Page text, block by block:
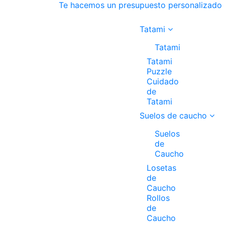
Te hacemos un presupuesto personalizado
Tatami
Tatami
Tatami
Puzzle
Cuidado
de
Tatami
Suelos de caucho
Suelos
de
Caucho
Losetas
de
Caucho
Rollos
de
Caucho